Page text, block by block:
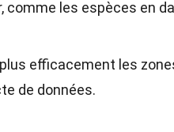
comme les espèces en
efficacement les
de données.